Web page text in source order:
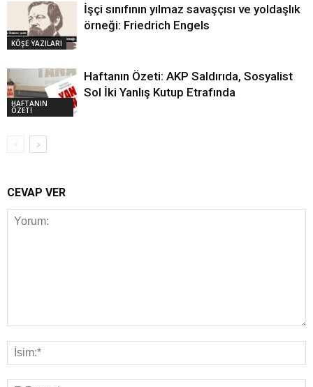
KÖŞE YAZILARI
İşçi sınıfının yılmaz savaşçısı ve yoldaşlık
örneği: Friedrich Engels
HAFTANIN
ÖZETİ
Haftanın Özeti: AKP Saldırıda, Sosyalist
Sol İki Yanlış Kutup Etrafında
CEVAP VER